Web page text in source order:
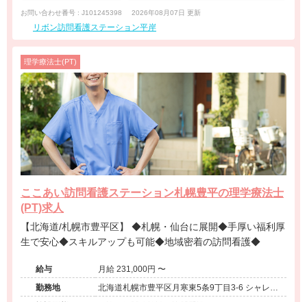
お問い合わせ番号 : J101245398 2026年08月07日 更新
リボン訪問看護ステーション平岸
理学療法士(PT)
ここあい訪問看護ステーション札幌豊平の理学療法士
(PT)求人
【北海道/札幌市豊平区】 ◆札幌・仙台に展開◆手厚い福利厚
生で安心◆スキルアップも可能◆地域密着の訪問看護◆
給与
月給 231,000円 〜
勤務地
北海道札幌市豊平区月寒東5条9丁目3-6 シャレー
ド藤101